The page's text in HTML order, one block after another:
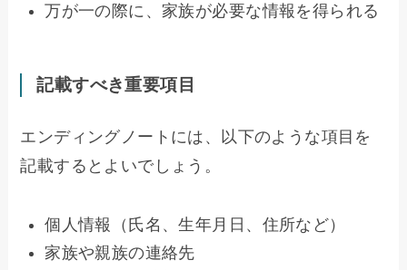
万が一の際に、家族が必要な情報を得られる
記載すべき重要項目
エンディングノートには、以下のような項目を
記載するとよいでしょう。
個人情報（氏名、生年月日、住所など）
家族や親族の連絡先